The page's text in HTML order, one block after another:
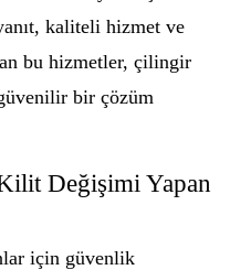
kaliteli hizmet ve
bu hizmetler, çilingir
bir çözüm
Değişimi Yapan
için güvenlik